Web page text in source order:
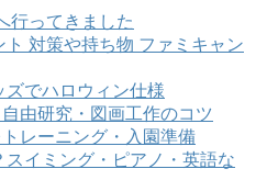
行ってきました
ト 対策や持ち物 ファミキャン
ズでハロウィン仕様
由研究・図画工作のコツ
レーニング・入園準備
イミング・ピアノ・英語な